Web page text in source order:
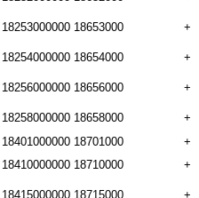
18253000000 18653000 +
18254000000 18654000 +
18256000000 18656000 +
18258000000 18658000
+
18401000000 18701000
+
18410000000 18710000 +
18415000000 18715000 +